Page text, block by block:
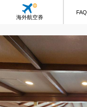
海外航空券
FAQ